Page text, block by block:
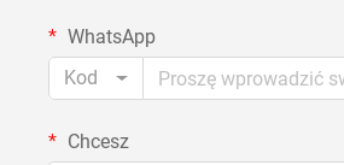
WhatsApp
Kod
Chcesz